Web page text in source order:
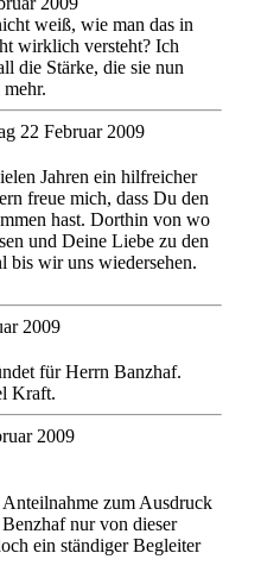
weiß, wie man das in
wirklich versteht? Ich
die Stärke, die sie nun
22 Februar 2009
Jahren ein hilfreicher
freue mich, dass Du den
hast. Dorthin von wo
und Deine Liebe zu den
bis wir uns wiedersehen.
2009
für Herrn Banzhaf.
Kraft.
2009
zum Ausdruck
nur von dieser
ein ständiger Begleiter